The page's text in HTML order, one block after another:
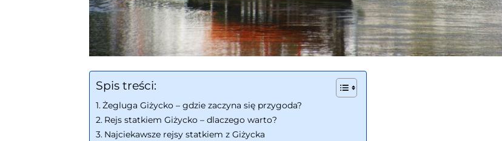
Spis treści:
Żegluga Giżycko – gdzie zaczyna się przygoda?
Rejs statkiem Giżycko – dlaczego warto?
Najciekawsze rejsy statkiem z Giżycka